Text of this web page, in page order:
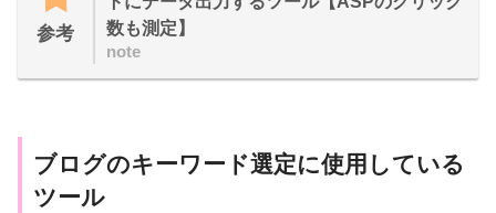
参考
数も測定】
note
ブログのキーワード選定に使用している
ツール